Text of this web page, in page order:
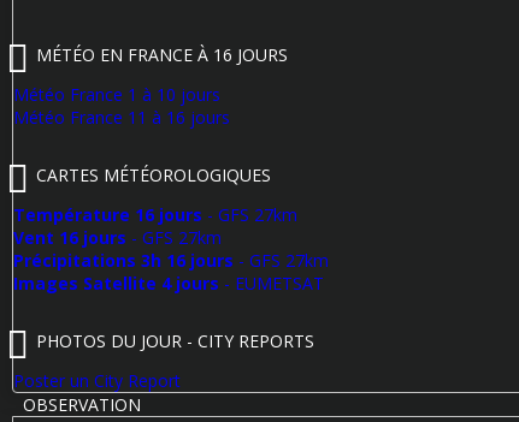
MÉTÉO EN FRANCE À 16 JOURS
Météo France 1 à 10 jours
Météo France 11 à 16 jours
CARTES MÉTÉOROLOGIQUES
Température 16 jours - GFS 27km
Vent 16 jours - GFS 27km
Précipitations 3h 16 jours - GFS 27km
Images Satellite 4 jours - EUMETSAT
PHOTOS DU JOUR - CITY REPORTS
Poster un City Report
OBSERVATION